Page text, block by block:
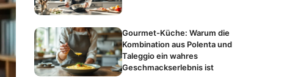
Gourmet-Küche: Warum die
Kombination aus Polenta und
Taleggio ein wahres
Geschmackserlebnis ist